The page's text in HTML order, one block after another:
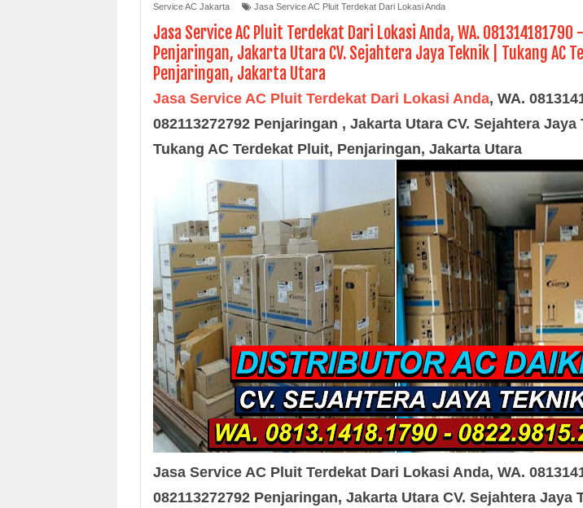
Service AC Jakarta Jasa Service AC Pluit Terdekat Dari Lokasi Anda
Jasa Service AC Pluit Terdekat Dari Lokasi Anda, WA. 081314181790
Penjaringan, Jakarta Utara CV. Sejahtera Jaya Teknik | Tukang AC
Penjaringan, Jakarta Utara
Jasa Service AC Pluit Terdekat Dari Lokasi Anda, WA.
082113272792 Penjaringan , Jakarta Utara CV. Sejahtera Jaya
Tukang AC Terdekat Pluit, Penjaringan, Jakarta Utara
Jasa Service AC Pluit Terdekat Dari Lokasi Anda, WA.
082113272792 Penjaringan, Jakarta Utara CV. Sejahtera Jaya